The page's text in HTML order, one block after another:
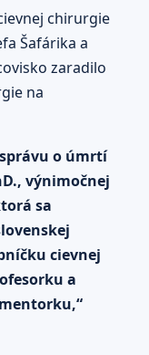
chirurgie
Šafárika a
zaradilo
na
o úmrtí
výnimočnej
sa
cievnej
a